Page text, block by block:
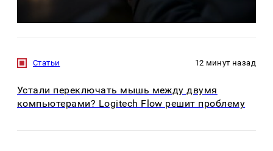
Статьи 12 минут назад
Устали переключать мышь между двумя
компьютерами? Logitech Flow решит проблему